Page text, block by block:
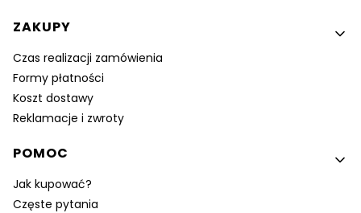
Linki w stopce
ZAKUPY
Czas realizacji zamówienia
Formy płatności
Koszt dostawy
Reklamacje i zwroty
POMOC
Jak kupować?
Częste pytania